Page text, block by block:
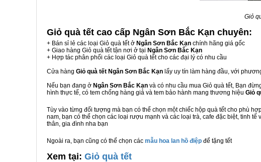
Giỏ
Giỏ quà tết cao cấp Ngân Sơn Bắc Kạn chuyên:
+ Bán sỉ lẻ các loại Giỏ quà tết ở Ngân Sơn Bắc Kạn chính hãng giá gốc
+ Giao hàng Giỏ quà tết tận nơi ở tại Ngân Sơn Bắc Kạn
+ Hợp tác phân phối các loại Giỏ quà tết cho các đại lý có nhu cầu
Cửa hàng Giỏ quà tết Ngân Sơn Bắc Kạn lấy uy tín làm hàng đầu, với
Nếu bạn đang ở Ngân Sơn Bắc Kạn và có nhu cầu mua Giỏ quà tết, Bạn
hình thực tế, có tem chống hàng giả và tem bảo hành mang thương hiệu Giỏ
Tùy vào từng đối tượng mà bạn có thể chọn một chiếc hộp quà tết cho phù
nam, bạn có thể chọn các loại rượu mạnh và các loại trà, cafe đặc biệt, tinh
thân, gia đình nha bạn
Ngoài ra, bạn cũng có thể chọn các mẫu hoa lan hồ điệp để tặng tết
Xem tại: Giỏ quà tết